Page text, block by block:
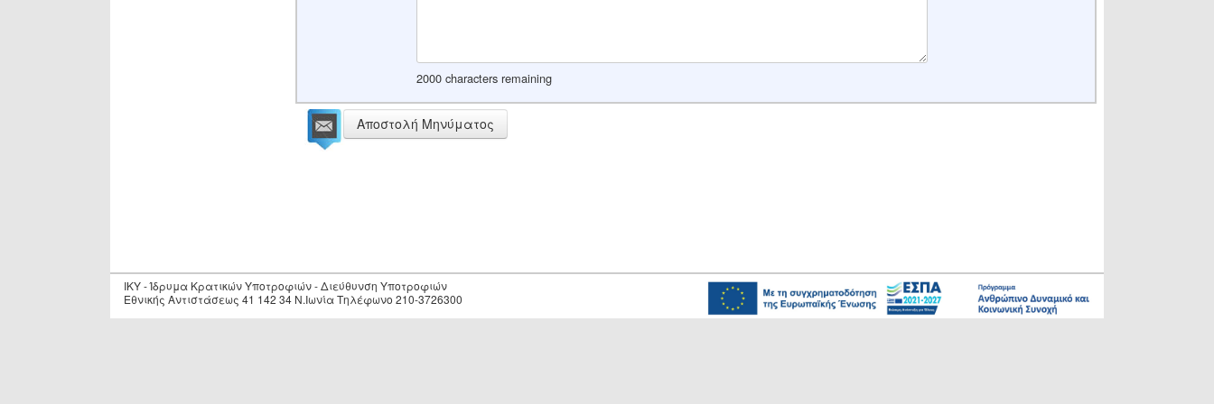
2000 characters remaining
Αποστολή Μηνύματος
IKY - Ίδρυμα Κρατικών Υποτροφιών - Διεύθυνση Υποτροφιών
Εθνικής Αντιστάσεως 41 142 34 Ν.Ιωνία Τηλέφωνο 210-3726300